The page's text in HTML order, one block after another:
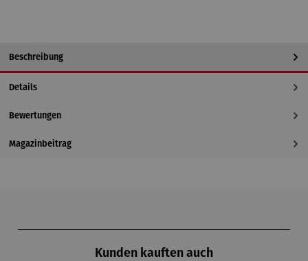
Beschreibung
Details
Bewertungen
Magazinbeitrag
Kunden kauften auch